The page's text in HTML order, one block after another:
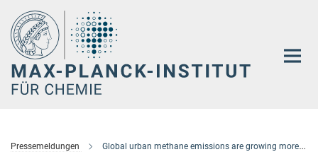
Hauptinhalt
Pressemeldungen Global urban methane emissions are growing more than estimated